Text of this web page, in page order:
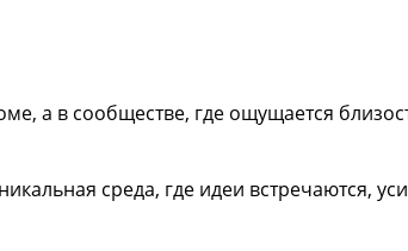
а в сообществе, где ощущается
среда, где идеи встречаются,